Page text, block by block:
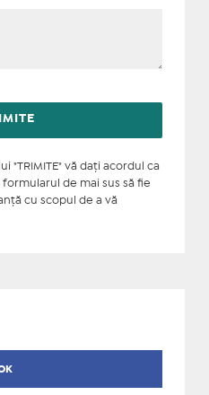
"TRIMITE" vă daţi acordul ca
de mai sus să fie
cu scopul de a vă